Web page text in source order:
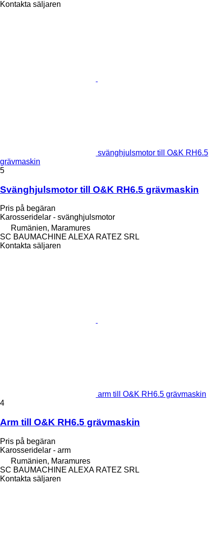
Kontakta säljaren
svänghjulsmotor till O&K RH6.5
grävmaskin
5
Svänghjulsmotor till O&K RH6.5 grävmaskin
Pris på begäran
Karosseridelar - svänghjulsmotor
Rumänien, Maramures
SC BAUMACHINE ALEXA RATEZ SRL
Kontakta säljaren
arm till O&K RH6.5 grävmaskin
4
Arm till O&K RH6.5 grävmaskin
Pris på begäran
Karosseridelar - arm
Rumänien, Maramures
SC BAUMACHINE ALEXA RATEZ SRL
Kontakta säljaren